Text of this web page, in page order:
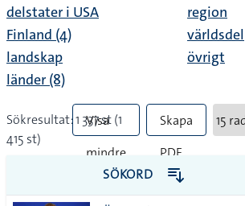
delstater i USA
Finland (4)
landskap
länder (8)
region
världsdel
övrigt
Sökresultat: 1 337 st (1
415 st)
Visa
mindre
Skapa
PDF
SÖKORD